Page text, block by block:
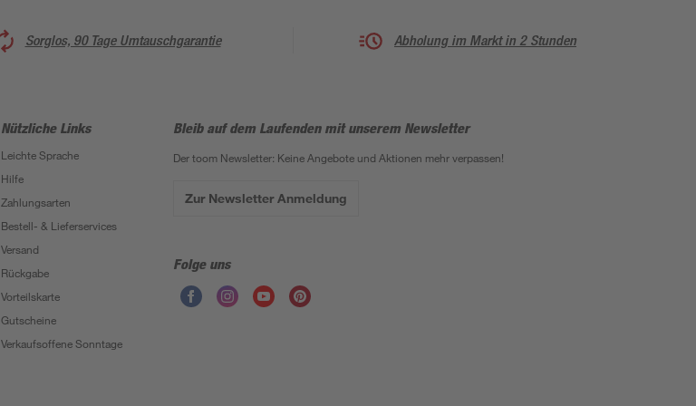
Sorglos, 90 Tage Umtauschgarantie Abholung im Markt in 2 Stunden
Nützliche Links
Leichte Sprache
Hilfe
Zahlungsarten
Bestell- & Lieferservices
Versand
Rückgabe
Vorteilskarte
Gutscheine
Verkaufsoffene Sonntage
Bleib auf dem Laufenden mit unserem Newsletter
Der toom Newsletter: Keine Angebote und Aktionen mehr verpassen!
Zur Newsletter Anmeldung
Folge uns